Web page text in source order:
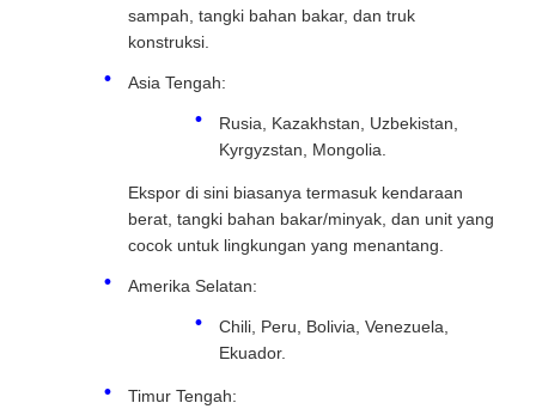
sampah, tangki bahan bakar, dan truk
konstruksi.
Asia Tengah:
Rusia, Kazakhstan, Uzbekistan,
Kyrgyzstan, Mongolia.
Ekspor di sini biasanya termasuk kendaraan
berat, tangki bahan bakar/minyak, dan unit yang
cocok untuk lingkungan yang menantang.
Amerika Selatan:
Chili, Peru, Bolivia, Venezuela,
Ekuador.
Timur Tengah: